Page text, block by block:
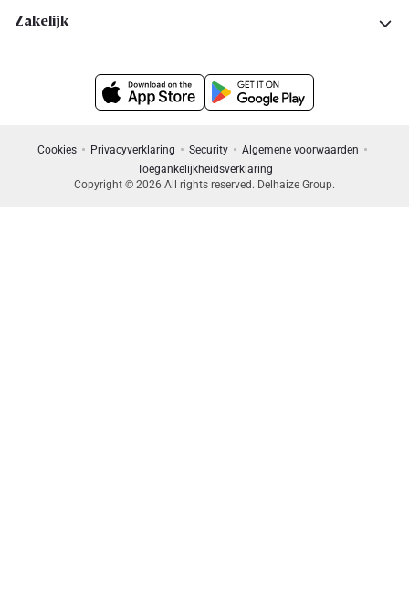
Zakelijk
Cookies Privacyverklaring Security
Algemene voorwaarden
Toegankelijkheidsverklaring
Copyright © 2026 All rights reserved. Delhaize Group.